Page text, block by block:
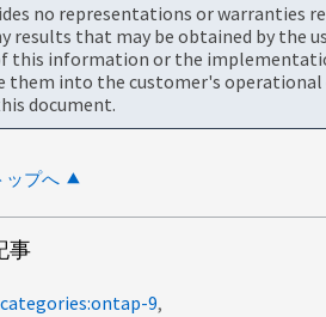
no representations or warranties
results that may be obtained by the
this information or the
them into the customer's operational
document.
ップへ
事
9